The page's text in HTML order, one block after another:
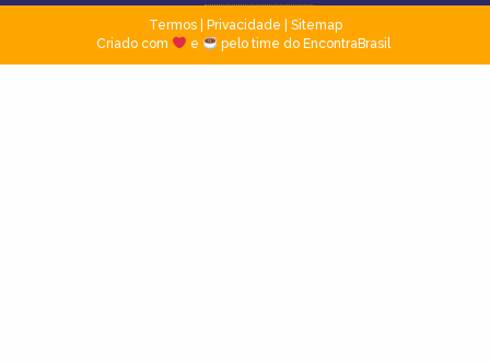
Termos| Privacidade
Sitemap
Criado com
e pelo time do EncontraBrasil